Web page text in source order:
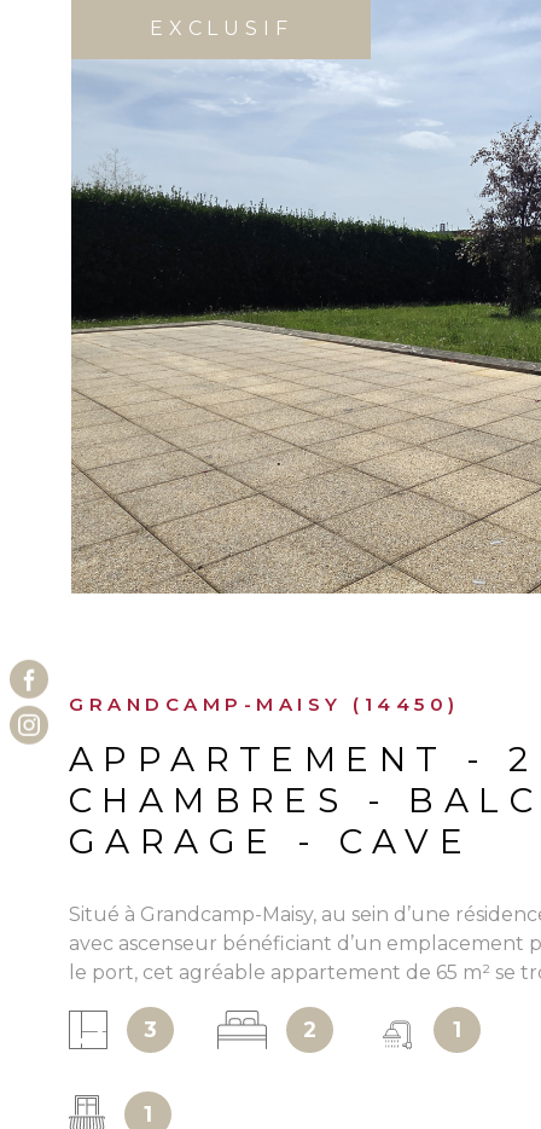
optimisant ainsi la rentabilité de
information complémentaire sur les conditions
potentiel de rendement, n'hésitez pas à nous
EXCLUSIF
VOIR LE
GRANDCAMP-MAISY (14450)
APPARTEMENT - 2
CHAMBRES -
GARAGE - CAVE
Situé à Grandcamp-Maisy, au sein d’une
avec ascenseur bénéficiant d’un emplacement
le port, cet agréable appartement de 65 m² se
deuxième étage. Il comprend une entrée avec
rangements, un séjour donnant accès à un
plein sud avec aperçu mer, une cuisine
équipée avec également l'accès au balcon, deux
une salle d’eau ainsi que des WC indépendants.
3 2 1
1